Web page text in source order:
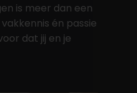
is meer dan een
én passie
dat jij en je